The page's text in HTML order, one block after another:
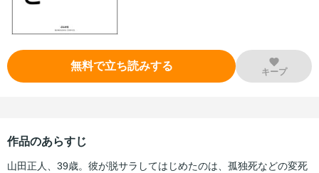
無料で立ち読みする キープ
作品のあらすじ
山田正人、39歳。彼が脱サラしてはじめたのは、孤独死などの変死